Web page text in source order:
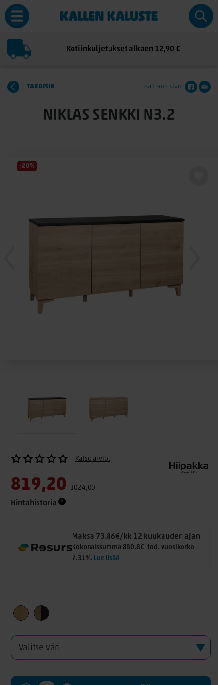
Kotiinkuljetukset alkaen 12,90 €
TAKAISIN Jaa tämä sivu:
NIKLAS SENKKI N3.2
-20%
Katso arviot
819,20 1024,00
Hintahistoria
Maksa 73.86€/kk 12 kuukauden ajan
Kokonaissumma 880.8€, tod. vuosikorko
7.31%. Lue lisää